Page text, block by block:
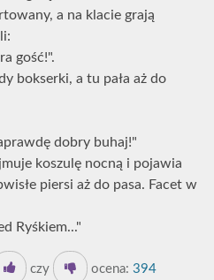
a na klacie grają
gość!".
bokserki, a tu pała aż do
dobry buhaj!"
koszulę nocną i pojawia
piersi aż do pasa. Facet w
Ryśkiem..."
czy ocena: 394